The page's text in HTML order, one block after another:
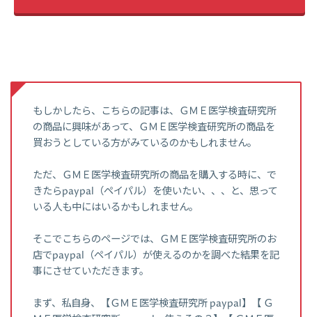
もしかしたら、こちらの記事は、ＧＭＥ医学検査研究所
の商品に興味があって、ＧＭＥ医学検査研究所の商品を
買おうとしている方がみているのかもしれません。
ただ、ＧＭＥ医学検査研究所の商品を購入する時に、で
きたらpaypal（ペイパル）を使いたい、、、と、思って
いる人も中にはいるかもしれません。
そこでこちらのページでは、ＧＭＥ医学検査研究所のお
店でpaypal（ペイパル）が使えるのかを調べた結果を記
事にさせていただきます。
まず、私自身、【ＧＭＥ医学検査研究所 paypal】【 Ｇ